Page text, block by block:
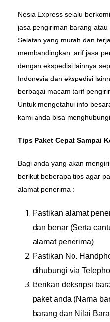
Nesia Express selalu
jasa pengiriman barang
Selatan yang murah dan
membandingkan tarif jasa
dengan ekspedisi lainnya
Indonesia dan ekspedisi
berbagai macam tarif
Untuk mengetahui info
kami anda bisa
Tips Paket Cepat Sampai
Bagi anda yang akan
berikut beberapa tips agar
alamat penerima :
Pastikan alamat
dan benar (Serta
alamat penerima)
Pastikan No.
dihubungi via
Berikan deksripsi
paket anda (Nama
barang dan Nilai